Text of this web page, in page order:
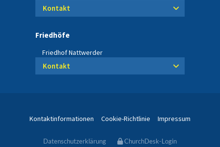
Kontakt
Friedhöfe
Friedhof Nattwerder
Kontakt
Kontaktinformationen Cookie-Richtlinie Impressum
Datenschutzerklärung ChurchDesk-Login